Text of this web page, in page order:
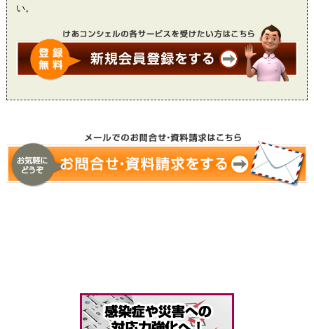
い。